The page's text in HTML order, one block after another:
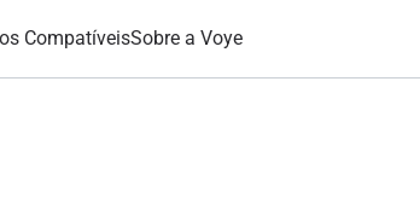
CompatíveisSobre a Voye